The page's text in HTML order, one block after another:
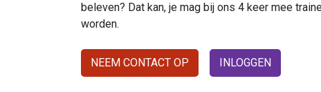
beleven? Dat kan, je mag bij ons 4 keer mee
worden.
NEEM CONTACT OP INLOGGEN